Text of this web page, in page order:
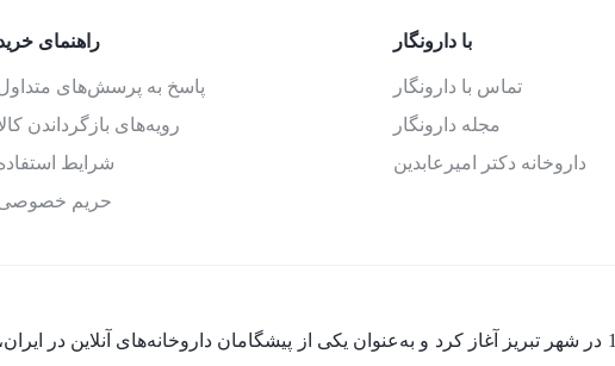
راهنمای
پاسخ به پرسش‌های
رویه‌های بازگرداندن
شرایط
حریم
با دارونگار
تماس با دارونگار
مجله دارونگار
داروخانه دکتر امیرعابدین
فعالیت خود را از سال 1398 در شهر تبریز آغاز کرد و به‌عنوان یکی از پیشگامان داروخانه‌های